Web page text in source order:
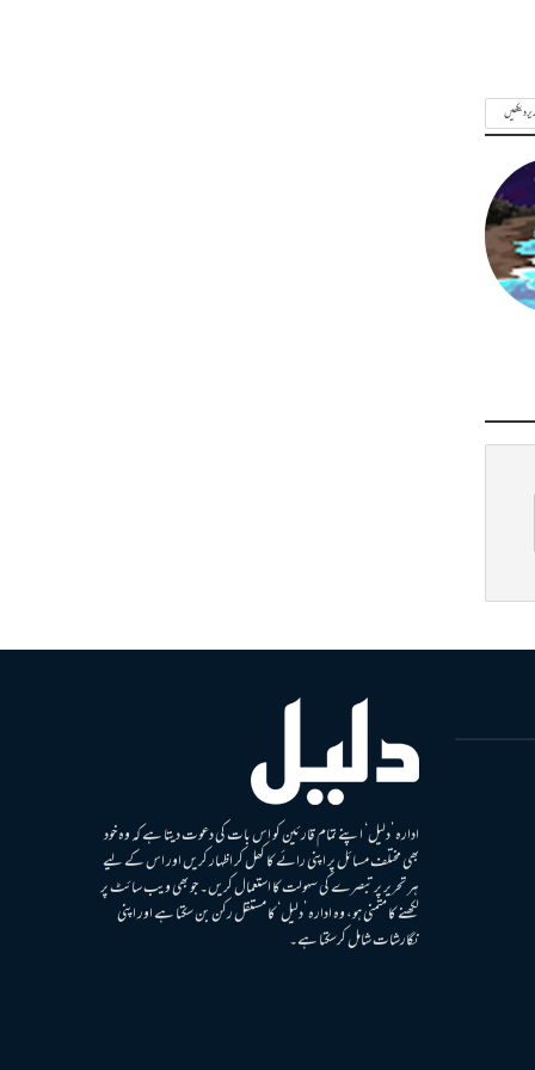
دیکھیں
ادارہ ’دلیل‘ اپنے تمام قارئین کو اس بات کی دعوت دیتا ہے کہ وہ خود
بھی مختلف مسائل پر اپنی رائے کا کھل کر اظہار کریں اور اس کے لیے
ہر تحریر پر تبصرے کی سہولت کا استعمال کریں۔ جو بھی ویب سائٹ پر
لکھنے کا متمنی ہو، وہ ادارہ ’دلیل‘ کا مستقل رکن بن سکتا ہے اور اپنی
نگارشات شامل کرسکتا ہے۔